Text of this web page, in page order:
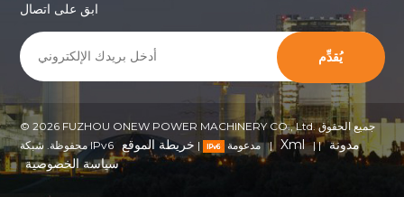
ابق على اتصال
يُقدِّم
© 2026 FUZHOU ONEW POWER MACHINERY CO., Ltd. جميع الحقوق
محفوظة. شبكة IPv6 مدعومة
| خريطة الموقع | Xml | مدونة |
سياسة الخصوصية